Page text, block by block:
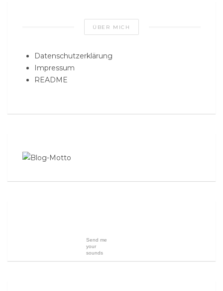
ÜBER MICH
Datenschutzerklärung
Impressum
README
Send me
your
sounds